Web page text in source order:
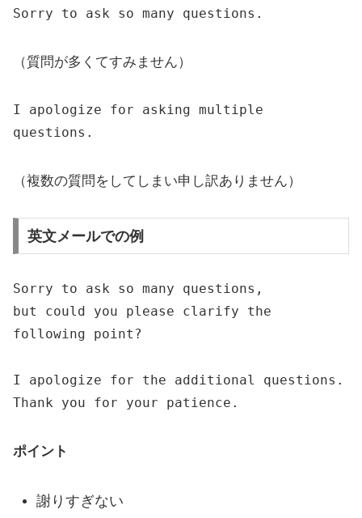
Sorry to ask so many questions.
（質問が多くてすみません）
I
apologize for asking multiple
questions.
（複数の質問をしてしまい申し訳ありません）
英文メールでの例
Sorry to ask so many questions,
but could you please clarify the
following
point ?
I apologize for the additional questions.
Thank you for your patience.
ポイント
謝りすぎない